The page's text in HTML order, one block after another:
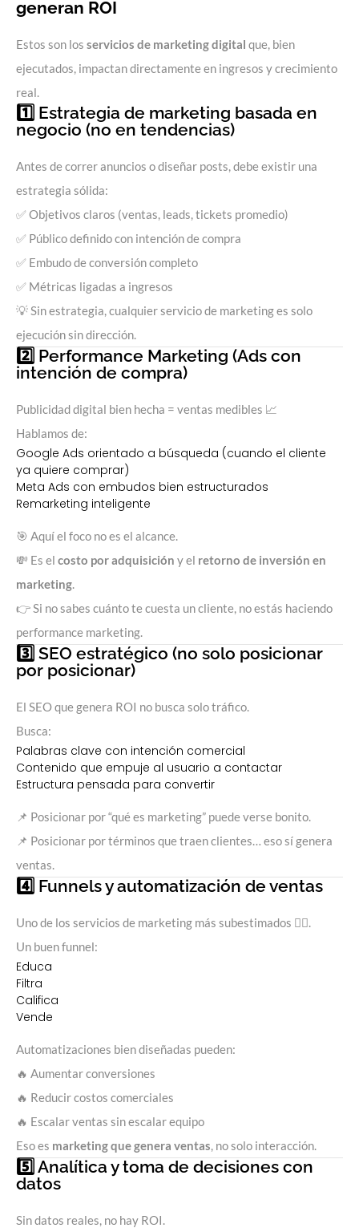
generan ROI
Estos son los servicios de marketing digital que, bien
ejecutados, impactan directamente en ingresos y crecimiento
real.
1️⃣ Estrategia de marketing basada en
negocio (no en tendencias)
Antes de correr anuncios o diseñar posts, debe existir una
estrategia sólida:
✅ Objetivos claros (ventas, leads, tickets promedio)
✅ Público definido con intención de compra
✅ Embudo de conversión completo
✅ Métricas ligadas a ingresos
💡 Sin estrategia, cualquier servicio de marketing es solo
ejecución sin dirección.
2️⃣ Performance Marketing (Ads con
intención de compra)
Publicidad digital bien hecha = ventas medibles 📈
Hablamos de:
Google Ads orientado a búsqueda (cuando el cliente
ya quiere comprar)
Meta Ads con embudos bien estructurados
Remarketing inteligente
🎯 Aquí el foco no es el alcance.
💸 Es el costo por adquisición y el retorno de inversión en
marketing.
👉 Si no sabes cuánto te cuesta un cliente, no estás haciendo
performance marketing.
3️⃣ SEO estratégico (no solo posicionar
por posicionar)
El SEO que genera ROI no busca solo tráfico.
Busca:
Palabras clave con intención comercial
Contenido que empuje al usuario a contactar
Estructura pensada para convertir
📌 Posicionar por “qué es marketing” puede verse bonito.
📌 Posicionar por términos que traen clientes… eso sí genera
ventas.
4️⃣ Funnels y automatización de ventas
Uno de los servicios de marketing más subestimados 😮‍💨.
Un buen funnel:
Educa
Filtra
Califica
Vende
Automatizaciones bien diseñadas pueden:
🔥 Aumentar conversiones
🔥 Reducir costos comerciales
🔥 Escalar ventas sin escalar equipo
Eso es marketing que genera ventas, no solo interacción.
5️⃣ Analítica y toma de decisiones con
datos
Sin datos reales, no hay ROI.